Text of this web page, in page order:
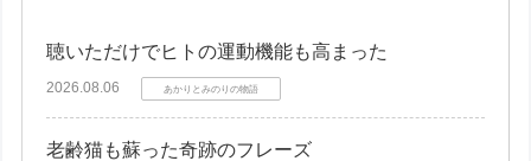
聴いただけでヒトの運動機能も高まった
2026.08.06 あかりとみのりの物語
老齢猫も蘇った奇跡のフレーズ